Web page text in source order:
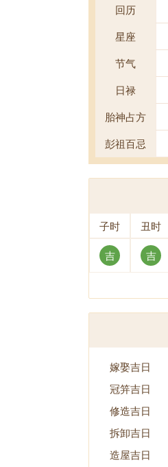
回历
星座
节气
日禄
胎神占方
彭祖百忌
子时 丑时
吉 吉
嫁娶吉日
冠笄吉日
修造吉日
拆卸吉日
造屋吉日